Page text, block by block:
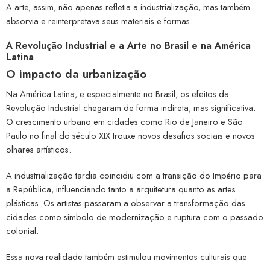
A arte, assim, não apenas refletia a industrialização, mas também
absorvia e reinterpretava seus materiais e formas.
A Revolução Industrial e a Arte no Brasil e na América
Latina
O impacto da urbanização
Na América Latina, e especialmente no Brasil, os efeitos da
Revolução Industrial chegaram de forma indireta, mas significativa.
O crescimento urbano em cidades como Rio de Janeiro e São
Paulo no final do século XIX trouxe novos desafios sociais e novos
olhares artísticos.
A industrialização tardia coincidiu com a transição do Império para
a República, influenciando tanto a arquitetura quanto as artes
plásticas. Os artistas passaram a observar a transformação das
cidades como símbolo de modernização e ruptura com o passado
colonial.
Essa nova realidade também estimulou movimentos culturais que